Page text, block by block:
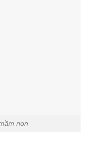
non